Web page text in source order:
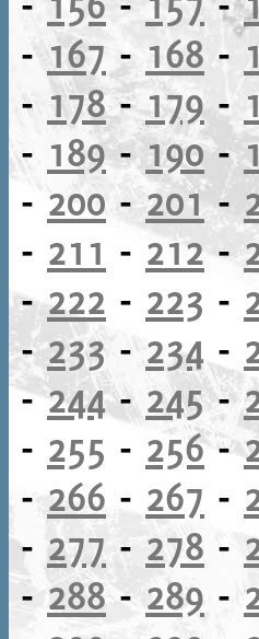
- 167 -168 -
- 178-179-
- 189-190-
- 200 -201-
- 211 - 212-
-222 - 223 -
-233-234 -
-244- 245-
- 255 - 256-
-266 - 267 -
- 277 -278 -
- 288-289 -